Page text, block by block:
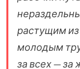
растущим
молодым
за всех — за